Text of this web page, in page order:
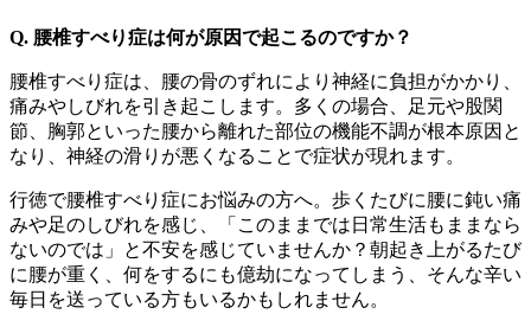
Q. 腰椎すべり症は何が原因で起こるのですか？
腰椎すべり症は、腰の骨のずれにより神経に負担がかかり、
痛みやしびれを引き起こします。多くの場合、足元や股関
節、胸郭といった腰から離れた部位の機能不調が根本原因と
なり、神経の滑りが悪くなることで症状が現れます。
行徳で腰椎すべり症にお悩みの方へ。歩くたびに腰に鈍い痛
みや足のしびれを感じ、「このままでは日常生活もままなら
ないのでは」と不安を感じていませんか？朝起き上がるたび
に腰が重く、何をするにも億劫になってしまう、そんな辛い
毎日を送っている方もいるかもしれません。